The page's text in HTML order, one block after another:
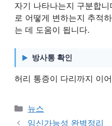
자기 나타나는지 구분합
로 어떻게 변하는지 추적
는 데 도움이 됩니다.
방사통 확인
허리 통증이 다리까지 이
카
테
뉴스
임신가능성 완벽정리